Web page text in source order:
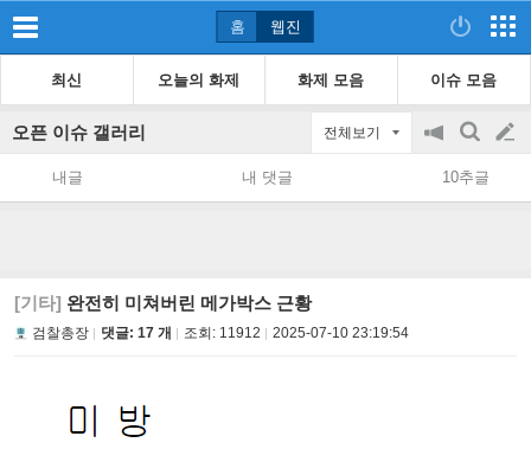
홈 웹진
최신 오늘의 화제 화제 모음 이슈 모음
오픈 이슈 갤러리 전체보기
공
지
on/off
검
색
글
쓰
내글 내 댓글 10추글
[기타] 완전히 미쳐버린 메가박스 근황
검찰총장 댓글: 17 개 조회: 11912 2025-07-10 23:19:54